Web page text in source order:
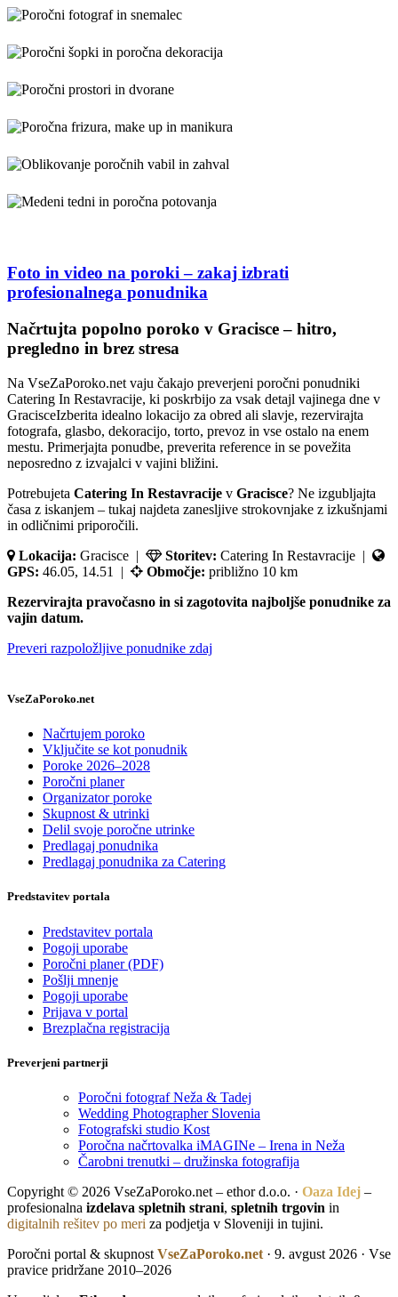
Foto in video na poroki – zakaj izbrati
profesionalnega ponudnika
VseZaPoroko.net – Poročni ponudniki in
Načrtujta popolno poroko v Gracisce – hitro,
pregledno in brez stresa
Na VseZaPoroko.net vaju čakajo preverjeni poročni ponudniki
Catering In Restavracije, ki poskrbijo za vsak detajl vajinega dne v
GracisceIzberita idealno lokacijo za obred ali slavje, rezervirajta
fotografa, glasbo, dekoracijo, torto, prevoz in vse ostalo na enem
mestu. Primerjajta ponudbe, preverita reference in se povežita
neposredno z izvajalci v vajini bližini.
Potrebujeta Catering In Restavracije v Gracisce? Ne izgubljajta
časa z iskanjem – tukaj najdeta zanesljive strokovnjake z izkušnjami
in odličnimi priporočili.
Lokacija: Gracisce | Storitev: Catering In Restavracije |
GPS: 46.05, 14.51 | Območje: približno 10 km
Rezervirajta pravočasno in si zagotovita najboljše ponudnike za
vajin datum.
Preveri razpoložljive ponudnike zdaj
VseZaPoroko.net
Načrtujem poroko
Vključite se kot ponudnik
Poroke 2026–2028
Poročni planer
Organizator poroke
Skupnost & utrinki
Delil svoje poročne utrinke
Predlagaj ponudnika
Predlagaj ponudnika za Catering
Predstavitev portala
Predstavitev portala
Pogoji uporabe
Poročni planer (PDF)
Pošlji mnenje
Pogoji uporabe
Prijava v portal
Brezplačna registracija
Preverjeni partnerji
Poročni fotograf Neža & Tadej
Wedding Photographer Slovenia
Fotografski studio Kost
Poročna načrtovalka iMAGINe – Irena in Neža
Čarobni trenutki – družinska fotografija
Copyright © 2026 VseZaPoroko.net – ethor d.o.o. · Oaza Idej –
profesionalna izdelava spletnih strani, spletnih trgovin in
digitalnih rešitev po meri za podjetja v Sloveniji in tujini.
Poročni portal & skupnost VseZaPoroko.net · 9. avgust 2026 · Vse
pravice pridržane 2010–2026